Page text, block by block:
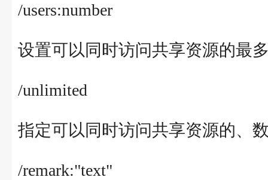
/users:number
设置可以同时访问共享资源的最
/unlimited
指定可以同时访问共享资源的、
/remark:"text"